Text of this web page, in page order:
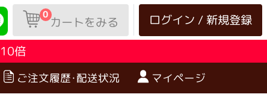
ログイン / 新規登録
0カートをみる
10倍
ご注文履歴･配送状況 マイページ